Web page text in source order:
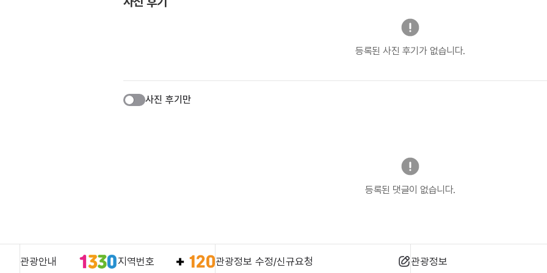
등록된 사진 후기가 없습니다.
사진 후기만
등록된 댓글이 없습니다.
관광안내 지역번호 관광정보 수정/신규요청 관광정보